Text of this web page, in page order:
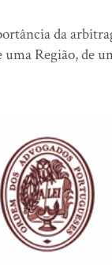
da
Região, de